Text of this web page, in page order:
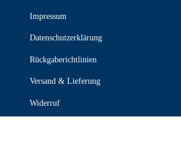
Impressum
Datenschutzerklärung
Rückgaberichtlinien
Versand & Lieferung
Widerruf